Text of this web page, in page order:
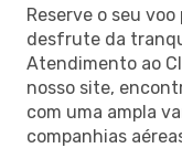
Reserve o seu
desfrute da
Atendimento ao
nosso site,
com uma ampla
companhias